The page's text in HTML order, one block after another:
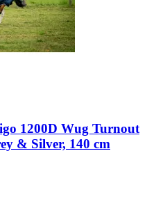
1200D Wug Turnout
& Silver, 140 cm